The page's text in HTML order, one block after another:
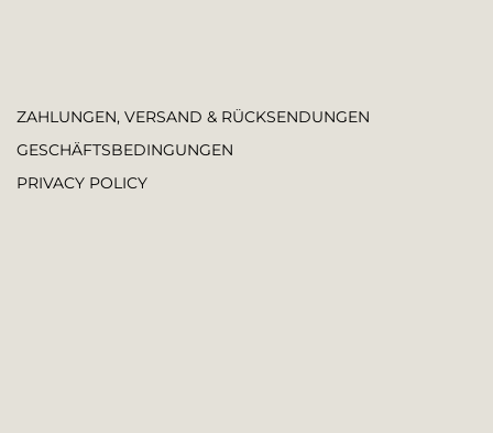
ZAHLUNGEN, VERSAND & RÜCKSENDUNGEN
GESCHÄFTSBEDINGUNGEN
PRIVACY POLICY